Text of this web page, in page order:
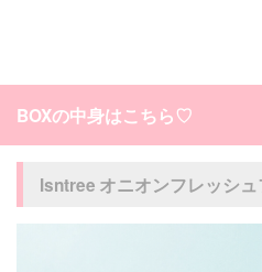
BOXの中身はこちら♡
Isntree オニオンフレッシ